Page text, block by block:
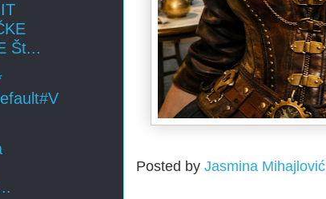
Posted by Jasmina Mihajlović
Št...